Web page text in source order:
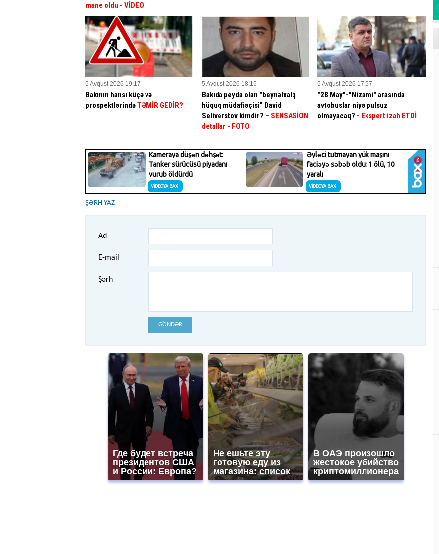
mane oldu - VİDEO
5 Avqust 2026 19:17
Bakının hansı küçə və
prospektlərindəTƏMİR GEDİR?
5 Avqust 2026 18:15
Bakıda peyda olan "beynəlxalq
hüquq müdafiəçisi" David
Seliverstov kimdir? – SENSASİON
detallar - FOTO
5 Avqust 2026 17:57
"28 May"-"Nizami" arasında
avtobuslar niyə pulsuz
olmayacaq? - Ekspert izah ETDİ
ŞƏRH YAZ
Ad
E-mail
Şərh
GÖNDƏR
Где будет встреча
президентов США
и России: Европа?
Не ешьте эту
готовую еду из
магазина: список
В ОАЭ произошло
жестокое убийство
криптомиллионера